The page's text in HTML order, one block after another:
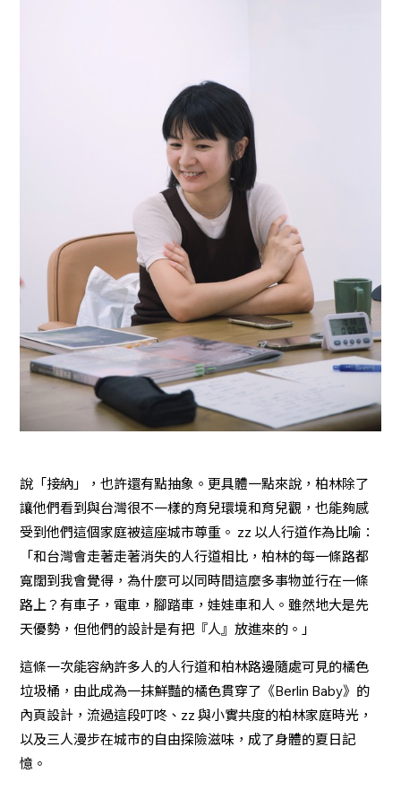
說「接納」，也許還有點抽象。更具體一點來說，柏林除了
讓他們看到與台灣很不一樣的育兒環境和育兒觀，也能夠感
受到他們這個家庭被這座城市尊重。 zz 以人行道作為比喻：
「和台灣會走著走著消失的人行道相比，柏林的每一條路都
寬闊到我會覺得，為什麼可以同時間這麼多事物並行在一條
路上？有車子，電車，腳踏車，娃娃車和人。雖然地大是先
天優勢，但他們的設計是有把『人』放進來的。」
這條一次能容納許多人的人行道和柏林路邊隨處可見的橘色
垃圾桶，由此成為一抹鮮豔的橘色貫穿了《Berlin Baby》的
內頁設計，流過這段叮咚、zz 與小實共度的柏林家庭時光，
以及三人漫步在城市的自由探險滋味，成了身體的夏日記
憶。